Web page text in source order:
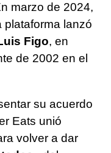
marzo de 2024,
plataforma lanzó
Figo, en
de 2002 en el
su acuerdo
Eats unió
volver a dar